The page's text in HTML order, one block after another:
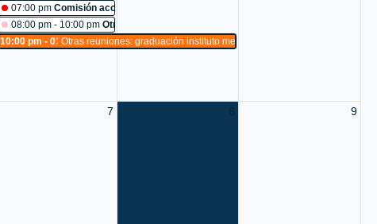
de comunicaciones pot
pot
a cosiendo ideas s.a.s
reuniones: ley 1503 de 2011
No. 483
reuniones: mantenimiento recinto
reuniones: Cancelada
seguimiento a los problemas de ruido, mal parqueo, convivencia y
reuniones: reconocimiento a ideas decorcountry floristeria
07:00 pm Comisión accidental: Cancelada
08:00 pm - 10:00 pm Otras reuniones: reto visiones de territorio 2026
10:00 pm - 01:00 amOtras reuniones: graduación instituto metropolitano de educación
para el análisis de la viabilidad tecnica, jurídica y financiera, que permita
- mercurio, nuevos empleados
reuniones: montaje de logística clausura de sesiones
489
97-2026: Cancelada
reuniones: reconocimiento a diego alejandro silva agudelo y ani-k makeup
reuniones: reunión ctp
7 8 9